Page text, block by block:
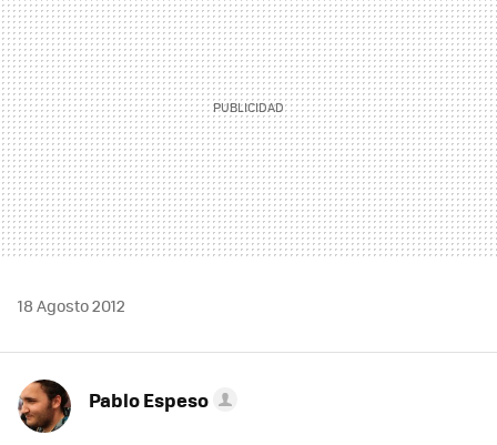
18 Agosto 2012
Pablo Espeso